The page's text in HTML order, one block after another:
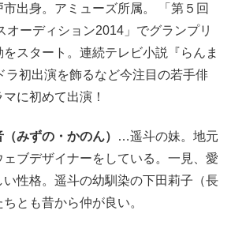
出身。アミューズ所属。 「第５回
オーディション2014」でグランプリ
スタート。連続テレビ小説『らんま
ラ初出演を飾るなど今注目の若手俳
に初めて出演！
みずの・かのん） …遥斗の妹。 地元
ブデザイナーをしている。一見、愛
性格。遥斗の幼馴染の下田莉子（長
とも昔から仲が良い。